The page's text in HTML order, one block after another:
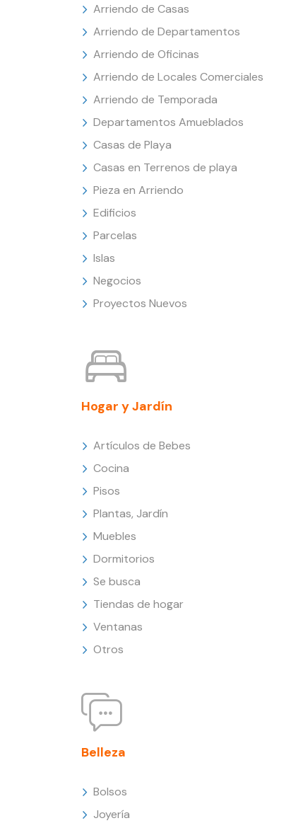
Arriendo de Casas
Arriendo de Departamentos
Arriendo de Oficinas
Arriendo de Locales Comerciales
Arriendo de Temporada
Departamentos Amueblados
Casas de Playa
Casas en Terrenos de playa
Pieza en Arriendo
Edificios
Parcelas
Islas
Negocios
Proyectos Nuevos
Hogar y Jardín
Artículos de Bebes
Cocina
Pisos
Plantas, Jardín
Muebles
Dormitorios
Se busca
Tiendas de hogar
Ventanas
Otros
Belleza
Bolsos
Joyería